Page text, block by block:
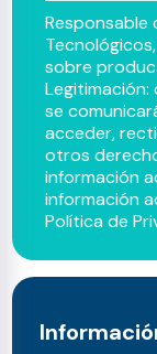
Responsable
sobre
se
acceder,
otros
información
información
Política de